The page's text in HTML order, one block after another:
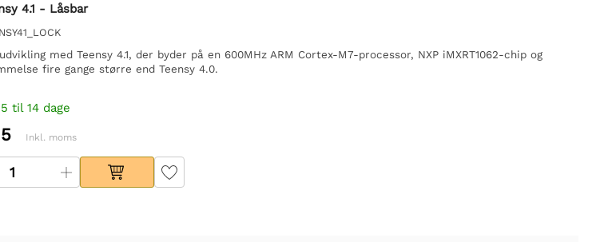
4.1 - Låsbar
med Teensy 4.1, der byder på en 600MHz ARM Cortex-M7-processor, NXP iMXRT1062-chip og
fire gange større end Teensy 4.0.
til 14 dage
Inkl. moms